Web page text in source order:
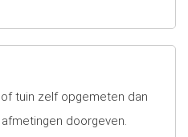
tuin zelf opgemeten dan
doorgeven.